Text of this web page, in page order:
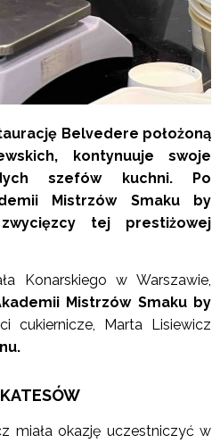
Belvedere położoną
kontynuuje swoje
szefów kuchni. Po
Mistrzów Smaku by
tej prestiżowej
Konarskiego w Warszawie,
Mistrzów Smaku by
cukiernicze, Marta Lisiewicz
miała okazję uczestniczyć w